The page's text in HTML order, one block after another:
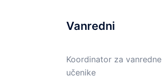
Vanredni
Koordinator za vanredne
učenike